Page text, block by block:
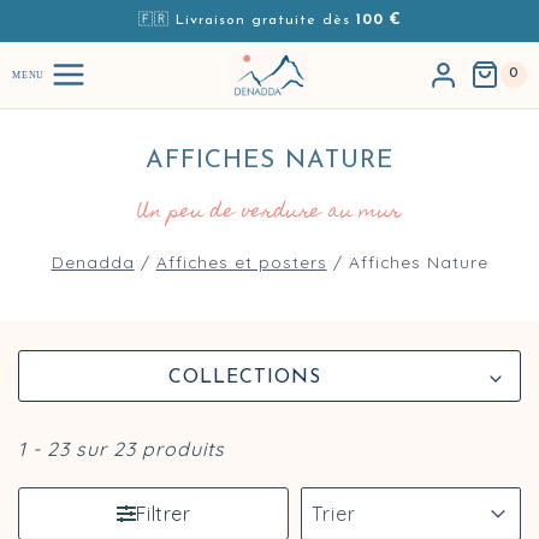
Aller au contenu🇫🇷 Livraison gratuite dès 100 €
MENU 0
AFFICHES NATURE
Un peu de verdure au mur
Denadda / Affiches et posters / Affiches Nature
Navigation des d’affiches Denadda
COLLECTIONS
1 - 23 sur 23 produits
Filtrer Trier le contenu
Trier le contenu